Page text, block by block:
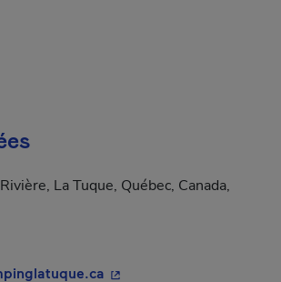
La Tuque, Québec, Canada,
- Cet hyperlien s'ouvrira